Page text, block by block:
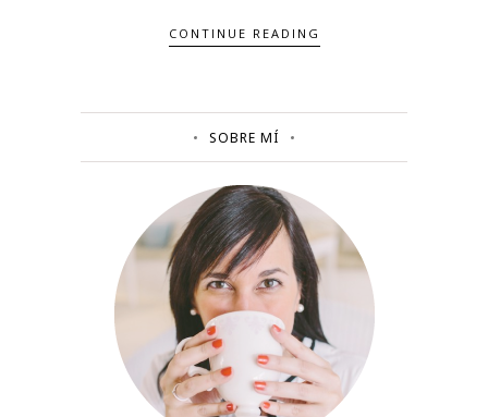
CONTINUE READING
SOBRE MÍ